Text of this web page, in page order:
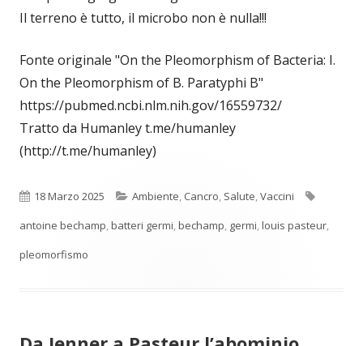
Il terreno è tutto, il microbo non è nulla!!!
Fonte originale "On the Pleomorphism of Bacteria: I.
On the Pleomorphism of B. Paratyphi B"
https://pubmed.ncbi.nlm.nih.gov/16559732/
Tratto da Humanley t.me/humanley
(http://t.me/humanley)
Pubblicato
18 Marzo 2025 Categorie
Ambiente Cancro Salute Vaccini
antoine bechamp batteri germi bechamp germi louis pasteur
pleomorfismo